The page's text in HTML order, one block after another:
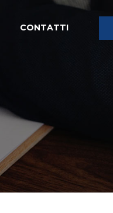
CONTATTI